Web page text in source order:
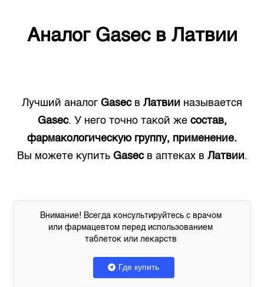
Аналог Gasecв Латвии
Лучший аналог Gasecв Латвии называется
Gasec. У него точно такой же состав,
фармакологическую группу, применение.
Вы можете купить Gasecв аптеках в Латвии.
Внимание! Всегда консультируйтесь с врачом
или фармацевтом перед использованием
таблеток или лекарств
Где купить